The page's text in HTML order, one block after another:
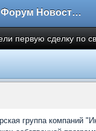
Форум Новостройки
первую сделку по
группа компаний